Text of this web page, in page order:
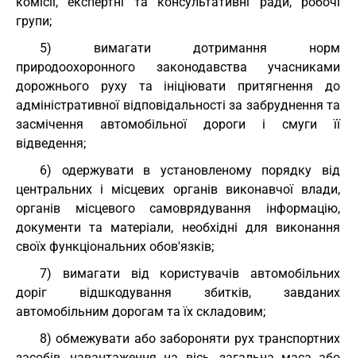
групи;
5) вимагати дотримання норм
природоохоронного законодавства учасниками
дорожнього руху та ініціювати притягнення до
адміністративної відповідальності за забруднення та
засмічення автомобільної дороги і смуги її
відведення;
6) одержувати в установленому порядку від
центральних і місцевих органів виконавчої влади,
органів місцевого самоврядування інформацію,
документи та матеріали, необхідні для виконання
своїх функціональних обов'язків;
7) вимагати від користувачів автомобільних
доріг відшкодування збитків, завданих
автомобільним дорогам та їх складовим;
8) обмежувати або забороняти рух транспортних